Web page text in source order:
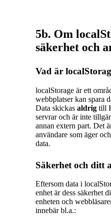
5b. Om
säkerhet och
Vad är
localStorage är ett
webbplatser kan spara
Data skickas aldrig till
servrar och är inte
annan extern part. Det
användare som äger
data.
Säkerhet och ditt
Eftersom data i
enhet är dess säkerhet
enheten och
innebär bl.a.: